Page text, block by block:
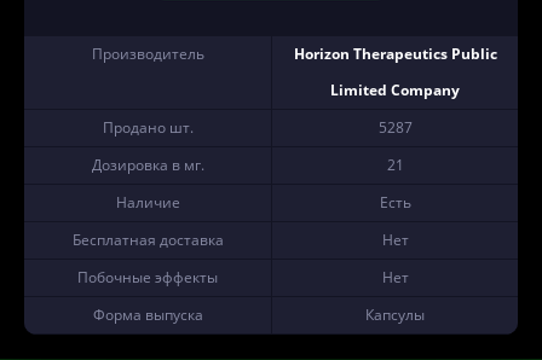
Производитель
Horizon Therapeutics Public
Limited Company
Продано шт.
5287
Дозировка в мг.
21
Наличие
Есть
Бесплатная доставка
Нет
Побочные эффекты
Нет
Форма выпуска
Капсулы